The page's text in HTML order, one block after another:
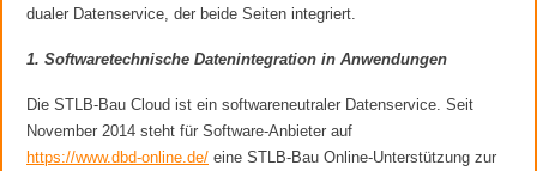
dualer Datenservice, der beide Seiten integriert.
1. Softwaretechnische Datenintegration in Anwendungen
Die STLB-Bau Cloud ist ein softwareneutraler Datenservice. Seit
November 2014 steht für Software-Anbieter auf
https://www.dbd-online.de/ eine STLB-Bau Online-Unterstützung zur